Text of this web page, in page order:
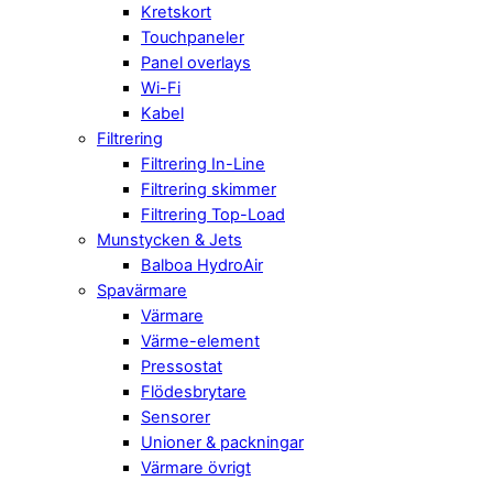
Kretskort
Touchpaneler
Panel overlays
Wi-Fi
Kabel
Filtrering
Filtrering In-Line
Filtrering skimmer
Filtrering Top-Load
Munstycken & Jets
Balboa HydroAir
Spavärmare
Värmare
Värme-element
Pressostat
Flödesbrytare
Sensorer
Unioner & packningar
Värmare övrigt